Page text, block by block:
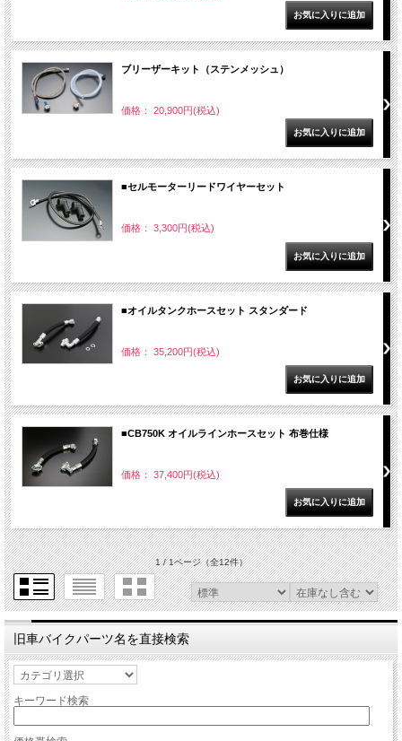
ブリーザーキット（ステンメッシュ）
価格： 20,900円(税込)
■セルモーターリードワイヤーセット
価格： 3,300円(税込)
■オイルタンクホースセット スタンダード
価格： 35,200円(税込)
■CB750K オイルラインホースセット 布巻仕様
価格： 37,400円(税込)
1 / 1ページ（全12件）
旧車バイクパーツ名を直接検索
キーワード検索